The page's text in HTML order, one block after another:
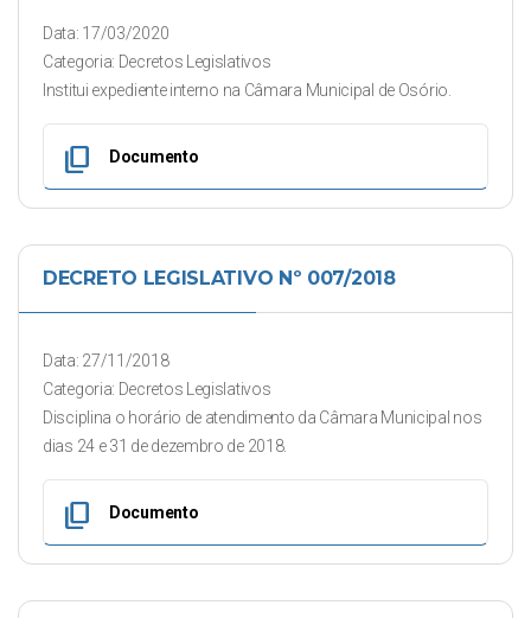
Data: 17/03/2020
Categoria: Decretos Legislativos
Institui expediente interno na Câmara Municipal de Osório.
content_copy Documento
DECRETO LEGISLATIVO Nº 007/2018
Data: 27/11/2018
Categoria: Decretos Legislativos
Disciplina o horário de atendimento da Câmara Municipal nos
dias 24 e 31 de dezembro de 2018.
content_copy Documento